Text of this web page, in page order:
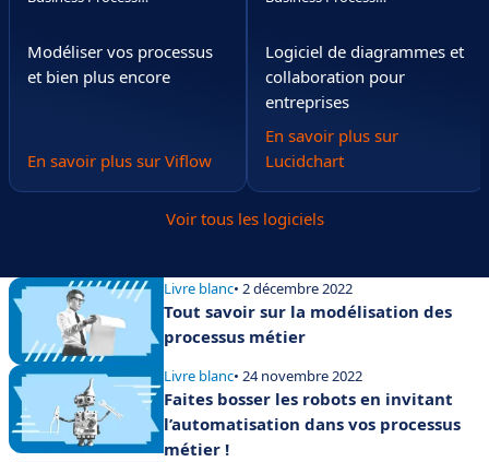
Modéliser vos processus
et bien plus encore
En savoir plus sur Viflow
Logiciel de diagrammes et
collaboration pour
entreprises
En savoir plus sur
Lucidchart
Voir tous les logiciels
Livre blanc• 2 décembre 2022
Tout savoir sur la modélisation des
processus métier
Livre blanc• 24 novembre 2022
Faites bosser les robots en invitant
l’automatisation dans vos processus
métier !